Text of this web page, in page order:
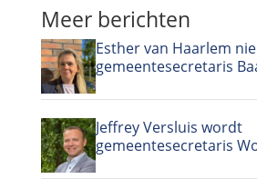
Meer berichten
Esther van Haarlem
gemeentesecretaris
Jeffrey Versluis wordt
gemeentesecretaris